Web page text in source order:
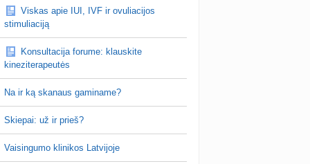
klausimai apie cezario pjūvį (+2)
Veronika99 prieš 4 d.
brendimas (3)
prieš 4 d.
testuotojos! (bendra tema)
Karlitele prieš 4 d.
drabuziai (2)
Viskas apie IUI, IVF ir ovuliacijos
stimuliaciją
Konsultacija forume: klauskite
kineziterapeutės
Na ir ką skanaus gaminame?
Skiepai: už ir prieš?
Vaisingumo klinikos Latvijoje